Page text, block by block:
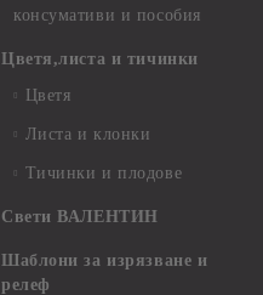
консумативи и пособия
Цветя,листа и тичинки
Цветя
Листа и клонки
Тичинки и плодове
Свети ВАЛЕНТИН
Шаблони за изрязване и
релеф